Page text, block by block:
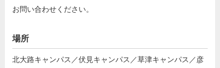
お問い合わせください。
場所
北大路キャンパス／伏見キャンパス／草津キャンパス／彦